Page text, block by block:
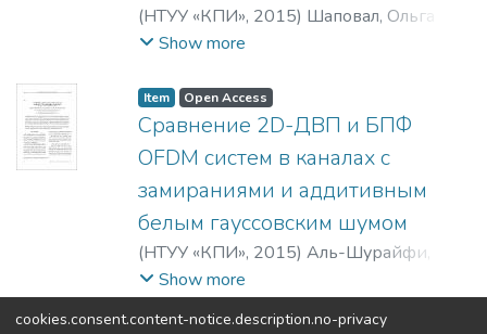
(НТУУ «КПИ», 2015) Шаповал, Ольга
Владимировна
Show more
Item Open Access
Сравнение 2D-ДВП и БПФ
OFDM систем в каналах с
замираниями и аддитивным
белым гауссовским шумом
(НТУУ «КПИ», 2015) Аль-Шурайфи,
Муштак Талиб
Намир, Касим
Show more
cookies.consent.content-notice.description.no-privacy